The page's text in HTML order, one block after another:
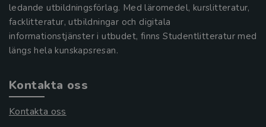
ledande utbildningsförlag. Med läromedel, kurslitteratur,
facklitteratur, utbildningar och digitala
informationstjänster i utbudet, finns Studentlitteratur med
längs hela kunskapsresan.
Kontakta oss
Kontakta oss